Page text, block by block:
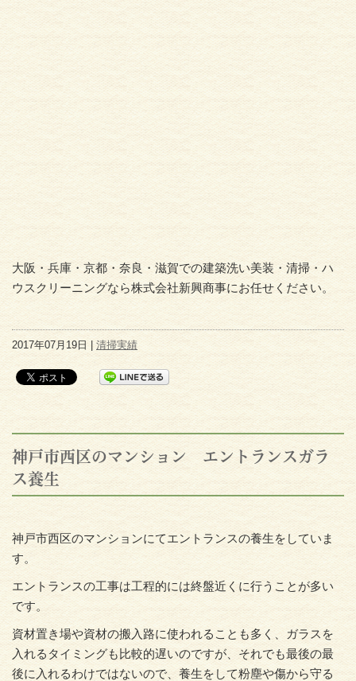
大阪・兵庫・京都・奈良・滋賀での建築洗い美装・清掃・ハ
ウスクリーニングなら株式会社新興商事にお任せください。
2017年07月19日 | 清掃実績
神戸市西区のマンション エントランスガラ
ス養生
神戸市西区のマンションにてエントランスの養生をしていま
す。
エントランスの工事は工程的には終盤近くに行うことが多い
です。
資材置き場や資材の搬入路に使われることも多く、ガラスを
入れるタイミングも比較的遅いのですが、それでも最後の最
後に入れるわけではないので、養生をして粉塵や傷から守る